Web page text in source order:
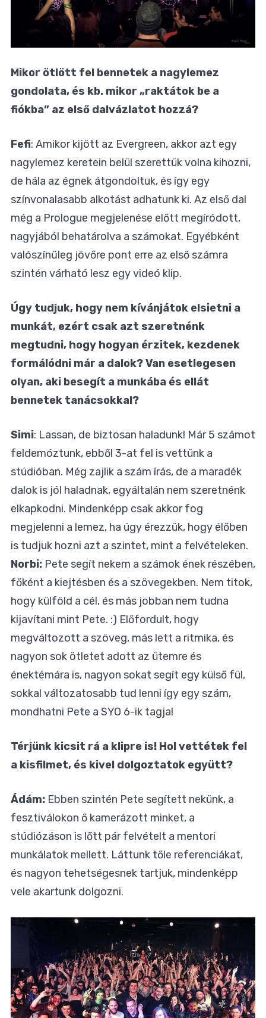
Mikor ötlött fel bennetek a nagylemez
gondolata, és kb. mikor „raktátok be a
fiókba” az első dalvázlatot hozzá?
Fefi: Amikor kijött az Evergreen, akkor azt egy
nagylemez keretein belül szerettük volna kihozni,
de hála az égnek átgondoltuk, és így egy
színvonalasabb alkotást adhatunk ki. Az első dal
még a Prologue megjelenése előtt megíródott,
nagyjából behatárolva a számokat. Egyébként
valószínűleg jövőre pont erre az első számra
szintén várható lesz egy videó klip.
Úgy tudjuk, hogy nem kívánjátok elsietni a
munkát, ezért csak azt szeretnénk
megtudni, hogy hogyan érzitek, kezdenek
formálódni már a dalok? Van esetlegesen
olyan, aki besegít a munkába és ellát
bennetek tanácsokkal?
Simi: Lassan, de biztosan haladunk! Már 5 számot
feldemóztunk, ebből 3-at fel is vettünk a
stúdióban. Még zajlik a szám írás, de a maradék
dalok is jól haladnak, egyáltalán nem szeretnénk
elkapkodni. Mindenképp csak akkor fog
megjelenni a lemez, ha úgy érezzük, hogy élőben
is tudjuk hozni azt a szintet, mint a felvételeken.
Norbi: Pete segít nekem a számok ének részében,
főként a kiejtésben és a szövegekben. Nem titok,
hogy külföld a cél, és más jobban nem tudna
kijavítani mint Pete. :) Előfordult, hogy
megváltozott a szöveg, más lett a ritmika, és
nagyon sok ötletet adott az ütemre és
énektémára is, nagyon sokat segít egy külső fül,
sokkal változatosabb tud lenni így egy szám,
mondhatni Pete a SYO 6-ik tagja!
Térjünk kicsit rá a klipre is! Hol vettétek fel
a kisfilmet, és kivel dolgoztatok együtt?
Ádám: Ebben szintén Pete segített nekünk, a
fesztiválokon ő kamerázott minket, a
stúdiózáson is lőtt pár felvételt a mentori
munkálatok mellett. Láttunk tőle referenciákat,
és nagyon tehetségesnek tartjuk, mindenképp
vele akartunk dolgozni.